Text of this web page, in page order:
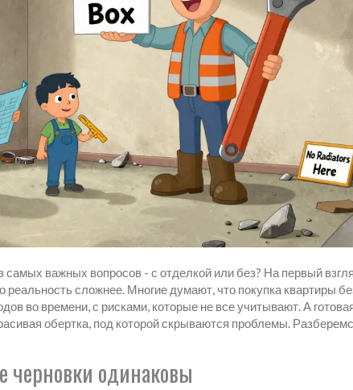
самых важных вопросов - с отделкой или без? На первый
сложнее. Многие думают, что покупка квартиры
во времени, с рисками, которые не все учитывают. А
обертка, под которой скрываются проблемы.
черновки одинаковы